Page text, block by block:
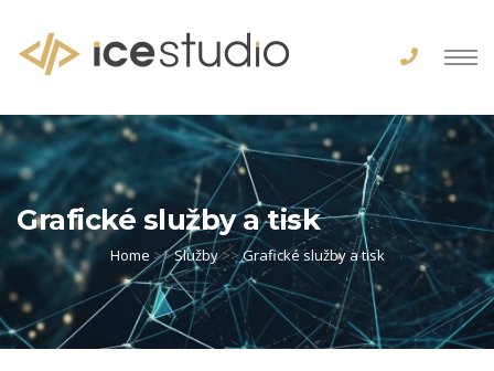
Grafické služby a tisk
Home >>Služby>>Grafické služby a tisk